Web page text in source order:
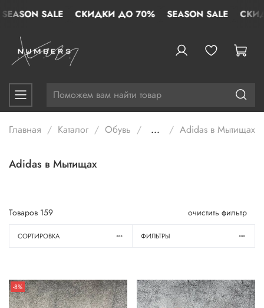
SALE СКИДКИ ДО 70% SEASON SALE
Главная Каталог Обувь ... Adidas в Мытищах
Adidas в Мытищах
Товаров 159 очистить фильтр
СОРТИРОВКА ФИЛЬТРЫ
-8%